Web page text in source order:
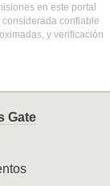
en este portal
confiable
y verificación
Gate